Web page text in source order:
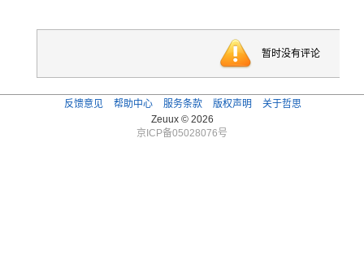
暂时没有评论
反馈意见 帮助中心 服务条款 版权声明
关于哲思
Zeuux © 2026
京ICP备05028076号